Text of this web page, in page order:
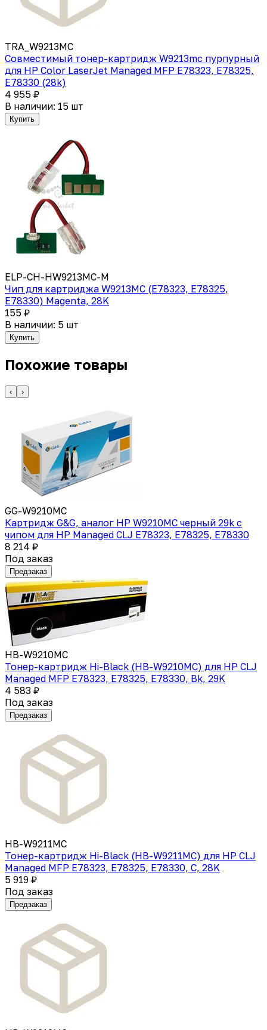
TRA_W9213MC
Совместимый тонер-картридж W9213mc пурпурный
для HP Color LaserJet Managed MFP E78323, E78325,
E78330 (28k)
4 955 ₽
В наличии: 15 шт
Купить
ELP-CH-HW9213MC-M
Чип для картриджа W9213MC (E78323, E78325,
E78330) Magenta, 28K
155 ₽
В наличии: 5 шт
Купить
Похожие товары
‹ ›
GG-W9210MC
Картридж G&G, аналог HP W9210MC черный 29k с
чипом для HP Managed CLJ E78323, E78325, E78330
8 214 ₽
Под заказ
Предзаказ
HB-W9210MC
Тонер-картридж Hi-Black (HB-W9210MC) для HP CLJ
Managed MFP E78323, E78325, E78330, Bk, 29K
4 583 ₽
Под заказ
Предзаказ
HB-W9211MC
Тонер-картридж Hi-Black (HB-W9211MC) для HP CLJ
Managed MFP E78323, E78325, E78330, C, 28K
5 919 ₽
Под заказ
Предзаказ